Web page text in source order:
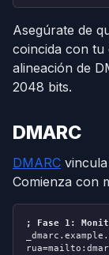
Asegúrate de
coincida con tu
alineación de
2048 bits.
DMARC
DMARC
Comienza con
; Fase 1: